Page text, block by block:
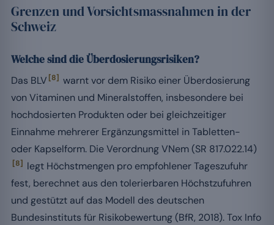
Grenzen und Vorsichtsmassnahmen in der
Schweiz
Welche sind die Überdosierungsrisiken?
Das BLV [8] warnt vor dem Risiko einer Überdosierung
von Vitaminen und Mineralstoffen, insbesondere bei
hochdosierten Produkten oder bei gleichzeitiger
Einnahme mehrerer Ergänzungsmittel in Tabletten-
oder Kapselform. Die Verordnung VNem (SR 817.022.14)
[8]
legt Höchstmengen pro empfohlener Tageszufuhr
fest, berechnet aus den tolerierbaren Höchstzufuhren
und gestützt auf das Modell des deutschen
Bundesinstituts für Risikobewertung (BfR, 2018). Tox Info